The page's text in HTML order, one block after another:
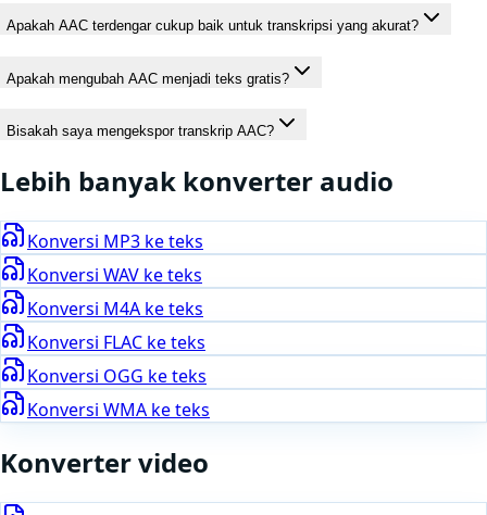
Apakah AAC terdengar cukup baik untuk transkripsi yang akurat?
Apakah mengubah AAC menjadi teks gratis?
Bisakah saya mengekspor transkrip AAC?
Lebih banyak konverter audio
Konversi MP3 ke teks
Konversi WAV ke teks
Konversi M4A ke teks
Konversi FLAC ke teks
Konversi OGG ke teks
Konversi WMA ke teks
Konverter video